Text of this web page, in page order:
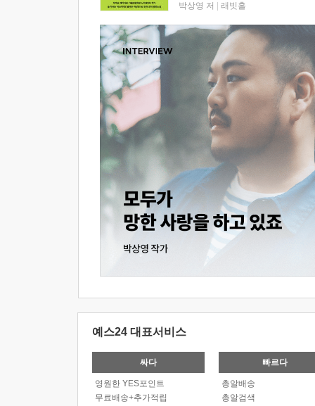
박상영 저 래빗홀
예스24 대표서비스
싸다
영원한 YES포인트
무료배송+추가적립
빠르다
총알배송
총알검색